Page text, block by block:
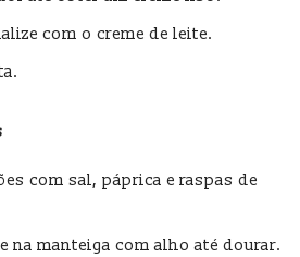
com o creme de leite.
com sal, páprica e raspas de
na manteiga com alho até dourar.